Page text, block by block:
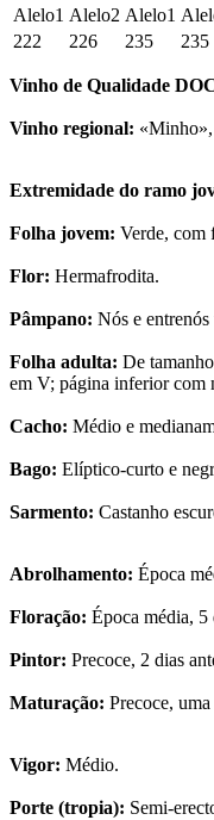
Alelo1 Alelo2 Alelo1
222
226 235 235
Vinho de Qualidade
Vinho regional:
Extremidade do ramo
Folha jovem: Verde, com
Flor: Hermafrodita.
Pâmpano: Nós e
Folha adulta: De
em V; página inferior com
Cacho: Médio e
Bago: Elíptico-curto e
Sarmento: Castanho
Abrolhamento: Época
Floração: Época média, 5
Pintor: Precoce, 2 dias
Maturação: Precoce, uma
Vigor: Médio.
Porte (tropia): Semi-